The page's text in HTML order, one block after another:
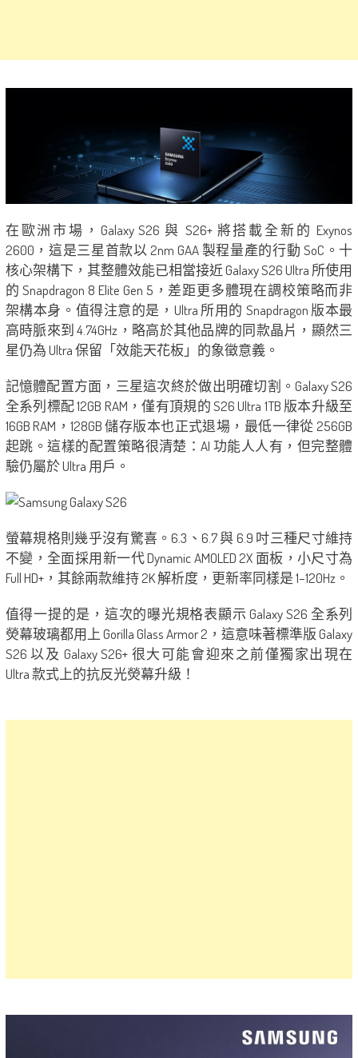
在歐洲市場，Galaxy S26 與 S26+ 將搭載全新的 Exynos
2600，這是三星首款以 2nm GAA 製程量產的行動 SoC。十
核心架構下，其整體效能已相當接近 Galaxy S26 Ultra 所使用
的 Snapdragon 8 Elite Gen 5，差距更多體現在調校策略而非
架構本身。值得注意的是，Ultra 所用的 Snapdragon 版本最
高時脈來到 4.74GHz，略高於其他品牌的同款晶片，顯然三
星仍為 Ultra 保留「效能天花板」的象徵意義。
記憶體配置方面，三星這次終於做出明確切割。Galaxy S26
全系列標配 12GB RAM，僅有頂規的 S26 Ultra 1TB 版本升級至
16GB RAM，128GB 儲存版本也正式退場，最低一律從 256GB
起跳。這樣的配置策略很清楚：AI 功能人人有，但完整體
驗仍屬於 Ultra 用戶。
螢幕規格則幾乎沒有驚喜。6.3、6.7 與 6.9 吋三種尺寸維持
不變，全面採用新一代 Dynamic AMOLED 2X 面板，小尺寸為
Full HD+，其餘兩款維持 2K 解析度，更新率同樣是 1–120Hz。
值得一提的是，這次的曝光規格表顯示 Galaxy S26 全系列
熒幕玻璃都用上 Gorilla Glass Armor 2，這意味著標準版 Galaxy
S26 以及 Galaxy S26+ 很大可能會迎來之前僅獨家出現在
Ultra 款式上的抗反光熒幕升級！